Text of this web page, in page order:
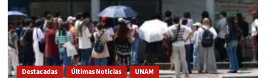
Destacadas Últimas Noticias UNAM